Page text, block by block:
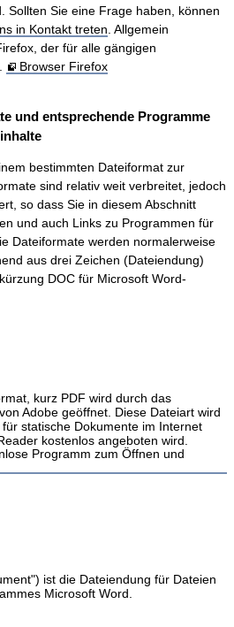
Sollten Sie eine Frage haben, können
in Kontakt treten . Allgemein
der für alle gängigen
Browser Firefox
und entsprechende Programme
bestimmten Dateiformat zur
sind relativ weit verbreitet, jedoch
so dass Sie in diesem Abschnitt
und auch Links zu Programmen für
Dateiformate werden normalerweise
aus drei Zeichen (Dateiendung)
DOC für Microsoft Word-
kurz PDF wird durch das
Adobe geöffnet. Diese Dateiart wird
statische Dokumente im Internet
kostenlos angeboten wird.
Programm zum Öffnen und
ist die Dateiendung für Dateien
Microsoft Word.